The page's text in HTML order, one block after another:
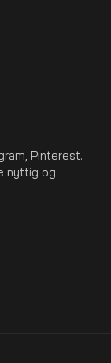
Pinterest.
nyttig og